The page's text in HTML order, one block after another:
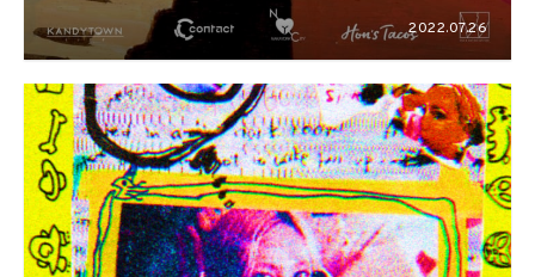
KOCO a.k.a. SHIMOKITA、オカモトレイジら
2022.07.26